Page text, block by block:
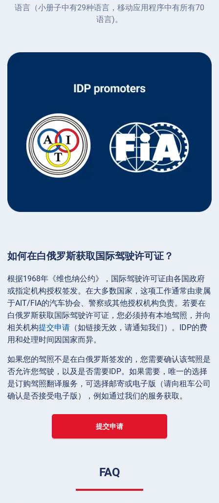
语言（小册子中有29种语言，移动应用程序中有所有70
语言)。
如何在白俄罗斯获取国际驾驶许可证？
根据1968年《维也纳公约》，国际驾驶许可证由各国政府
或指定机构授权签发。在大多数国家，这项工作通常由隶属
于AIT/FIA的汽车协会、警察或其他授权机构负责。若要在
白俄罗斯获取国际驾驶许可证，您必须持有本地驾照，并向
相关机构提交申请 （如链接无效，请通知我们）。IDP的费
用和处理时间因国家而异。
如果您的驾照不是在白俄罗斯签发的，您需要确认该驾照是
否允许您驾驶，以及是否需要IDP。如果需要，唯一的选择
是订购驾照翻译服务，可选择邮寄或电子版（请向租车公司
确认是否接受电子版），例如通过我们的服务获取。
提交申请
FAQ